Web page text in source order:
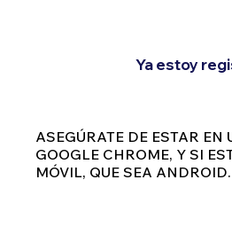
Ya estoy
ASEGÚRATE DE ESTAR EN
GOOGLE CHROME, Y SI
MÓVIL, QUE SEA ANDROID.